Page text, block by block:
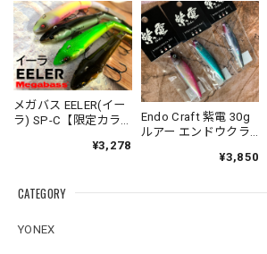
CATEGORY
YONEX
メガバス EELER(イー
ラ) SP-C【限定カラ
トクローラーベイト
¥3,278
Endo Craft 紫電 30g
ルアー エンドウクラ
¥3,850